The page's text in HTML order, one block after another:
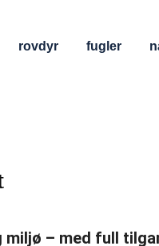
rovdyr fugler
– med full